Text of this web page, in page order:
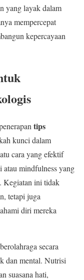
yang layak dalam
mempercepat
kepercayaan
tips
kunci dalam
cara yang efektif
atau mindfulness yang
. Kegiatan ini tidak
tetapi juga
diri mereka
secara
dan mental. Nutrisi
suasana hati,